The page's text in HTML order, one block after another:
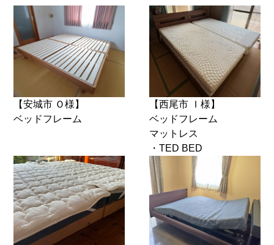
【安城市 Ｏ様】
ベッドフレーム
【西尾市 Ｉ様】
ベッドフレーム
マットレス
・TED BED